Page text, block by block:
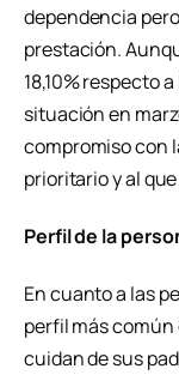
dependencia
prestación.
18,10% respecto
situación en
compromiso con
prioritario y al
Perfil de la
En cuanto a las
perfil más
cuidan de sus